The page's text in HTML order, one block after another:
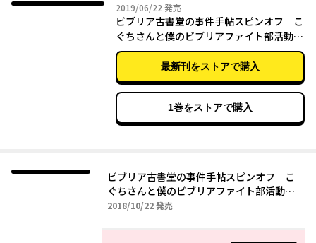
2019/06/22 2019年06月22日
発売
ビブリア古書堂の事件手帖スピンオフ こ
ぐちさんと僕のビブリアファイト部活動日
誌 2
最新刊をストアで購入
1巻をストアで購入
ビブリア古書堂の事件手帖スピンオフ こ
ぐちさんと僕のビブリアファイト部活動日
誌 １
2018/10/222018年10月22日
発売